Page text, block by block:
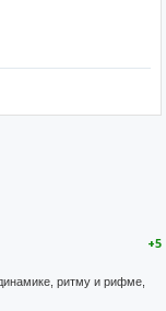
+5
ритму и рифме,